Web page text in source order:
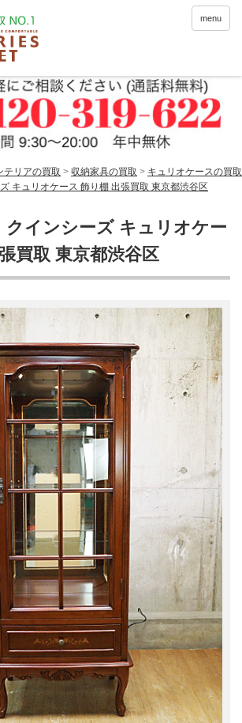
menu
テリアの買取 > 収納家具の買取 > キュリオケースの買取
ズ キュリオケース 飾り棚 出張買取 東京都渋谷区
クインシーズ キュリオケー
買取 東京都渋谷区